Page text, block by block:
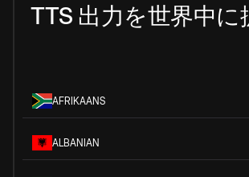
TTS 出力を世界中に
AFRIKAANS
ALBANIAN